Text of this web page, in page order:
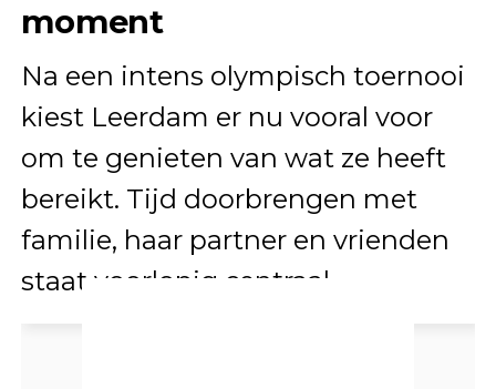
moment
Na een intens olympisch toernooi
kiest Leerdam er nu vooral voor
om te genieten van wat ze heeft
bereikt. Tijd doorbrengen met
familie, haar partner en vrienden
staat voorlopig centraal.